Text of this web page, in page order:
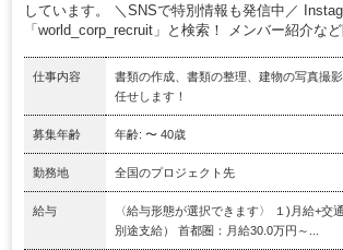
しています。 ＼SNSで特別情報も発信中／
「world_corp_recruit」と検索！ メンバー紹介など
仕事内容
書類の作成、書類の整理、建物の写真撮
任せします！
募集年齢 年齢: 〜 40歳
勤務地 全国のプロジェクト先
給与
〈給与形態が選択できます〉 １)月給+交
別途支給） 首都圏：月給30.0万円～...